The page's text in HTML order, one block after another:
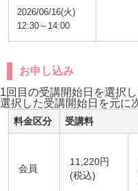
2026/06/16(火)
12:30～14:00
お申し込み
1回目の受講開始日を選択
選択した受講開始日を元に
料金区分 受講料
会員
11,220円
(税込)